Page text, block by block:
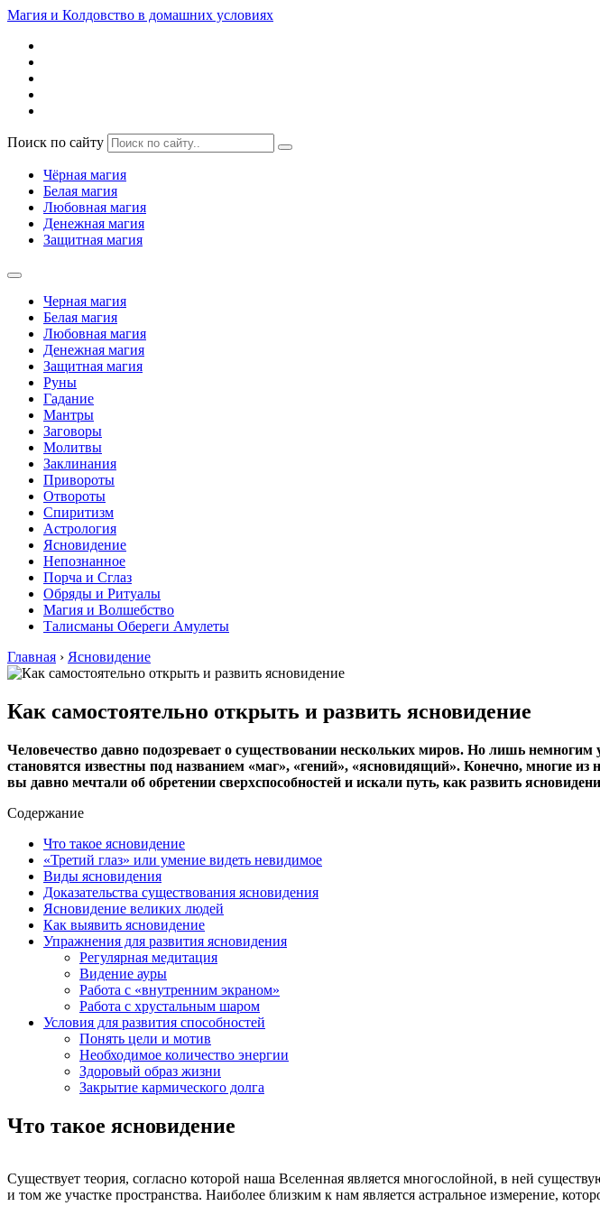
Магия и Колдовство в домашних условиях
Поиск по сайту
Чёрная магия
Белая магия
Любовная магия
Денежная магия
Защитная магия
Черная магия
Белая магия
Любовная магия
Денежная магия
Защитная магия
Руны
Гадание
Мантры
Заговоры
Молитвы
Заклинания
Привороты
Отвороты
Спиритизм
Астрология
Ясновидение
Непознанное
Порча и Сглаз
Обряды и Ритуалы
Магия и Волшебство
Талисманы Обереги Амулеты
Главная › Ясновидение
Как самостоятельно открыть и развить ясновидение
Человечество давно подозревает о существовании нескольких миров. Но лишь немногим
становятся известны под названием «маг», «гений», «ясновидящий». Конечно, многие
вы давно мечтали об обретении сверхспособностей и искали путь, как развить
Содержание
Что такое ясновидение
«Третий глаз» или умение видеть невидимое
Виды ясновидения
Доказательства существования ясновидения
Ясновидение великих людей
Как выявить ясновидение
Упражнения для развития ясновидения
Регулярная медитация
Видение ауры
Работа с «внутренним экраном»
Работа с хрустальным шаром
Условия для развития способностей
Понять цели и мотив
Необходимое количество энергии
Здоровый образ жизни
Закрытие кармического долга
Что такое ясновидение
Существует теория, согласно которой наша Вселенная является многослойной, в ней
и том же участке пространства. Наиболее близким к нам является астральное измерение,